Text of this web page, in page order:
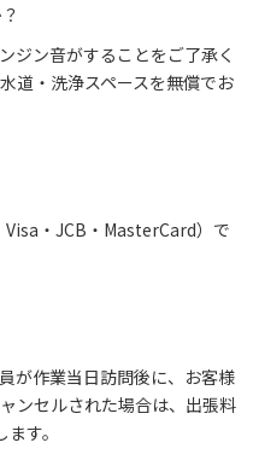
ジン音がすることをご了承く
道・洗浄スペースを無償でお
・JCB・MasterCard）で
が作業当日訪問後に、お客様
ンセルされた場合は、出張料
す。